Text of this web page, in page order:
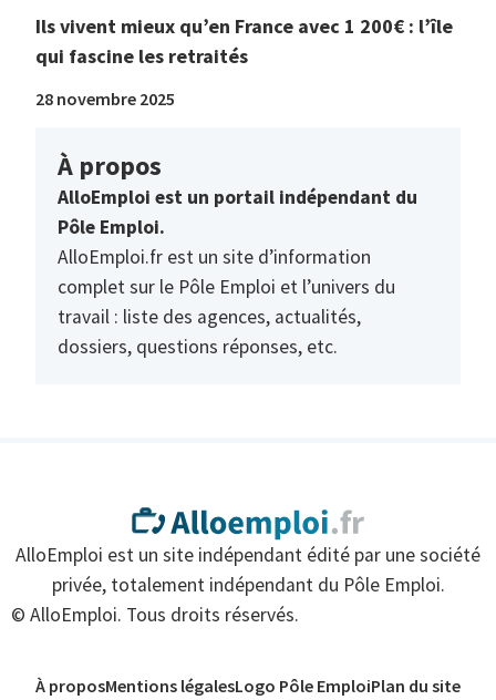
Ils vivent mieux qu’en France avec 1 200€ : l’île
qui fascine les retraités
28 novembre 2025
À propos
AlloEmploi est un portail indépendant du
Pôle Emploi.
AlloEmploi.fr est un site d’information
complet sur le Pôle Emploi et l’univers du
travail : liste des agences, actualités,
dossiers, questions réponses, etc.
AlloEmploi est un site indépendant édité par une société
privée, totalement indépendant du Pôle Emploi.
© AlloEmploi. Tous droits réservés.
À proposMentions légalesLogo Pôle EmploiPlan du site